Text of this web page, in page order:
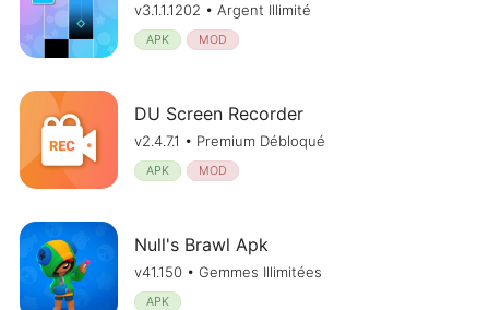
v3.1.1.1202 • Argent Illimité
APK MOD
DU Screen Recorder
v2.4.7.1 • Premium Débloqué
APK MOD
Null's Brawl Apk
v41.150 • Gemmes Illimitées
APK